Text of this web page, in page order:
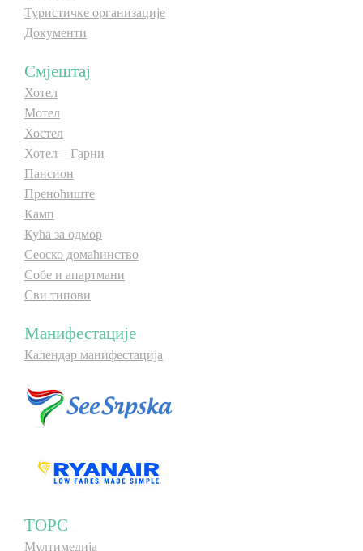
Туристичке организације
Документи
Смјештај
Хотел
Мотел
Хостел
Хотел – Гарни
Пансион
Преноћиште
Камп
Кућа за одмор
Сеоско домаћинство
Собе и апартмани
Сви типови
Манифестације
Календар манифестација
ТОРС
Мултимедија